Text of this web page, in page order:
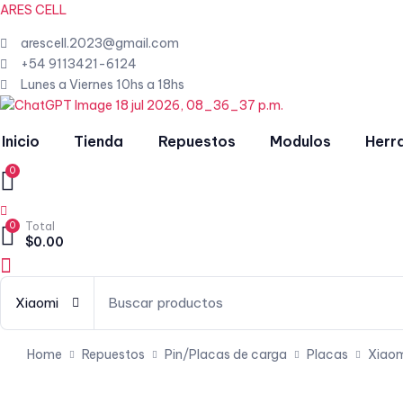
ARES CELL
arescell.2023@gmail.com
+54 9113421-6124
Lunes a Viernes 10hs a 18hs
Inicio Tienda Repuestos Modulos
0
0 Total
$0.00
Menu
Xiaomi
Home Repuestos Pin/Placas de carga Placas